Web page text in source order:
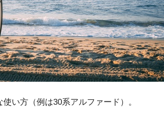
い方（例は30系アルファード）。